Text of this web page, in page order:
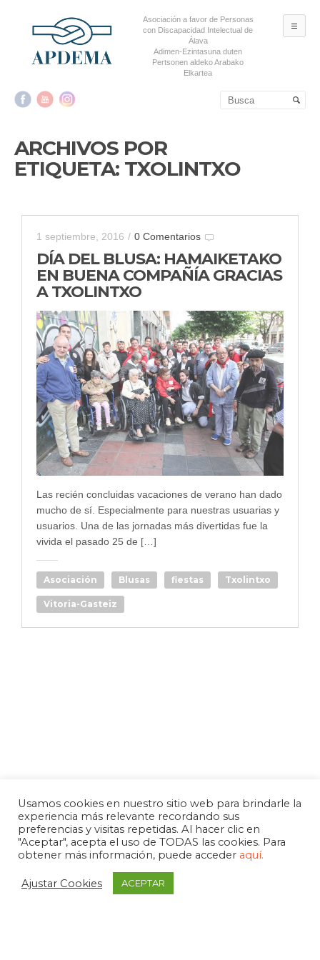
Asociación a favor de Personas
con Discapacidad Intelectual de
Álava
Adimen-Ezintasuna duten
Pertsonen aldeko Arabako
Elkartea
secundario
ARCHIVOS POR
ETIQUETA: TXOLINTXO
1 septiembre, 2016 / 0 Comentarios
DÍA DEL BLUSA: HAMAIKETAKO
EN BUENA COMPAÑÍA GRACIAS
A TXOLINTXO
Las recién concluidas vacaciones de verano han dado
mucho de sí. Especialmente para nuestras usuarias y
usuarios. Una de las jornadas más divertidas fue la
vivida el pasado 25 de […]
Asociación Blusas fiestas Txolintxo
Vitoria-Gasteiz
Usamos cookies en nuestro sitio web para brindarle la
experiencia más relevante recordando sus
preferencias y visitas repetidas. Al hacer clic en
"Aceptar", acepta el uso de TODAS las cookies. Para
obtener más información, puede acceder aquí.
Ajustar Cookies ACEPTAR